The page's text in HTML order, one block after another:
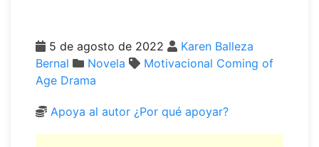
5 de agosto de 2022
Karen Balleza
Bernal
Novela Motivacional Coming of
Age Drama
Apoya al autor ¿Por qué apoyar?